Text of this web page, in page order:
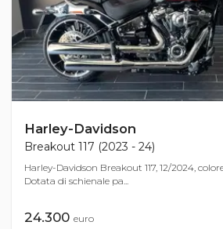
Harley-Davidson
Breakout 117 (2023 - 24)
Harley-Davidson Breakout 117, 12/2024,
Dotata di schienale pa...
24.300 euro